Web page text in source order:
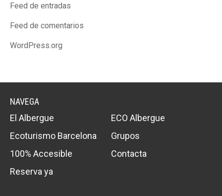
Feed de entradas
Feed de comentarios
WordPress.org
NAVEGA
El Albergue
ECO Albergue
Ecoturismo Barcelona
Grupos
100% Accesible
Contacta
Reserva ya